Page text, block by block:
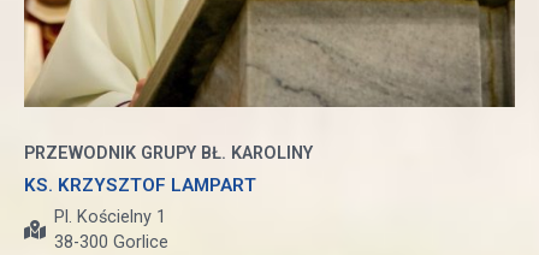
PRZEWODNIK GRUPY BŁ. KAROLINY
KS. KRZYSZTOF LAMPART
Pl. Kościelny 1
38-300 Gorlice